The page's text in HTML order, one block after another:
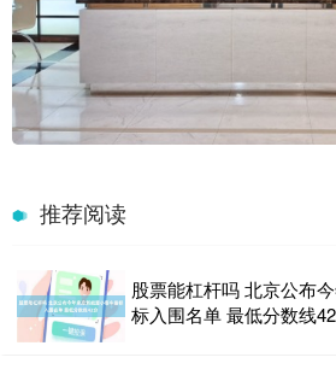
推荐阅读
股票能杠杆吗 北京公布
标入围名单 最低分数线